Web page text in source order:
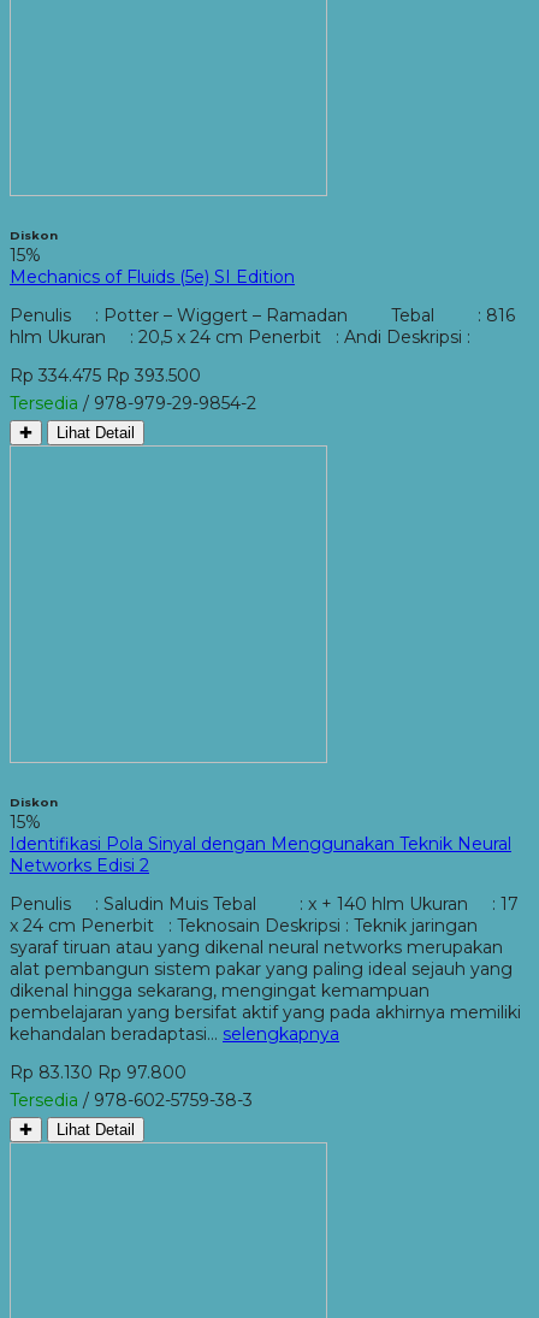
Diskon
15%
Mechanics of Fluids (5e) SI Edition
Penulis : Potter – Wiggert – Ramadan Tebal : 816
hlm Ukuran : 20,5 x 24 cm Penerbit : Andi Deskripsi :
Rp 334.475 Rp 393.500
Tersedia / 978-979-29-9854-2
✚ Lihat Detail
Diskon
15%
Identifikasi Pola Sinyal dengan Menggunakan Teknik Neural
Networks Edisi 2
Penulis : Saludin Muis Tebal : x + 140 hlm Ukuran : 17
x 24 cm Penerbit : Teknosain Deskripsi : Teknik jaringan
syaraf tiruan atau yang dikenal neural networks merupakan
alat pembangun sistem pakar yang paling ideal sejauh yang
dikenal hingga sekarang, mengingat kemampuan
pembelajaran yang bersifat aktif yang pada akhirnya memiliki
kehandalan beradaptasi… selengkapnya
Rp 83.130 Rp 97.800
Tersedia / 978-602-5759-38-3
✚ Lihat Detail